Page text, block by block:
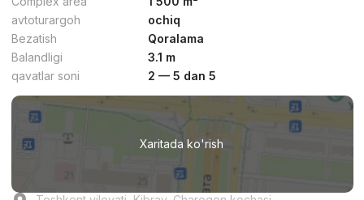
avtoturargoh
ochiq
Bezatish
Qoralama
Balandligi
3.1 m
qavatlar soni
2 — 5 dan 5
Xaritada ko'rish